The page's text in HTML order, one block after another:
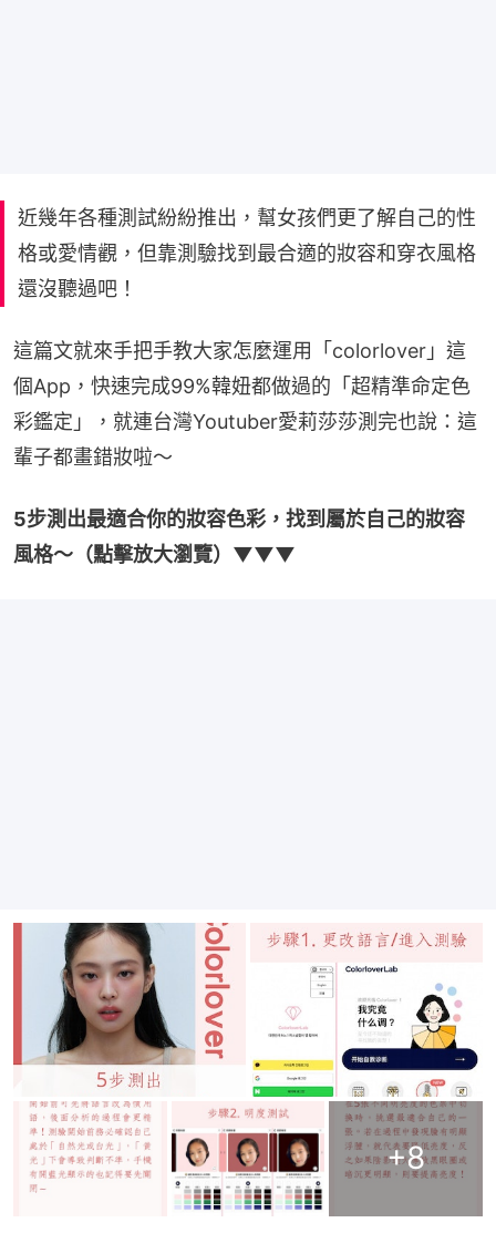
近幾年各種測試紛紛推出，幫女孩們更了解自己的性
格或愛情觀，但靠測驗找到最合適的妝容和穿衣風格
還沒聽過吧！
這篇文就來手把手教大家怎麼運用「colorlover」這
個App，快速完成99%韓妞都做過的「超精準命定色
彩鑑定」，就連台灣Youtuber愛莉莎莎測完也說：這
輩子都畫錯妝啦～
5步測出最適合你的妝容色彩，找到屬於自己的妝容
風格～（點擊放大瀏覽）▼▼▼
+8